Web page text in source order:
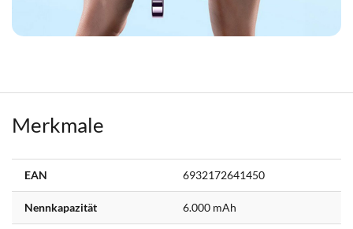
Merkmale
EAN 6932172641450
Nennkapazität 6.000 mAh